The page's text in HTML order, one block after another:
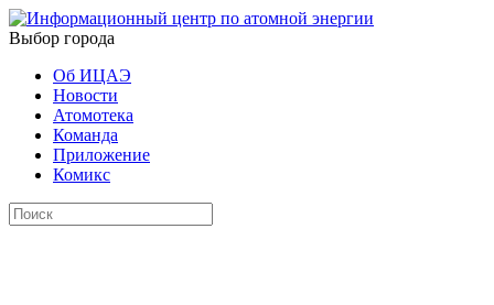
Выбор города
Об ИЦАЭ
Новости
Атомотека
Команда
Приложение
Комикс